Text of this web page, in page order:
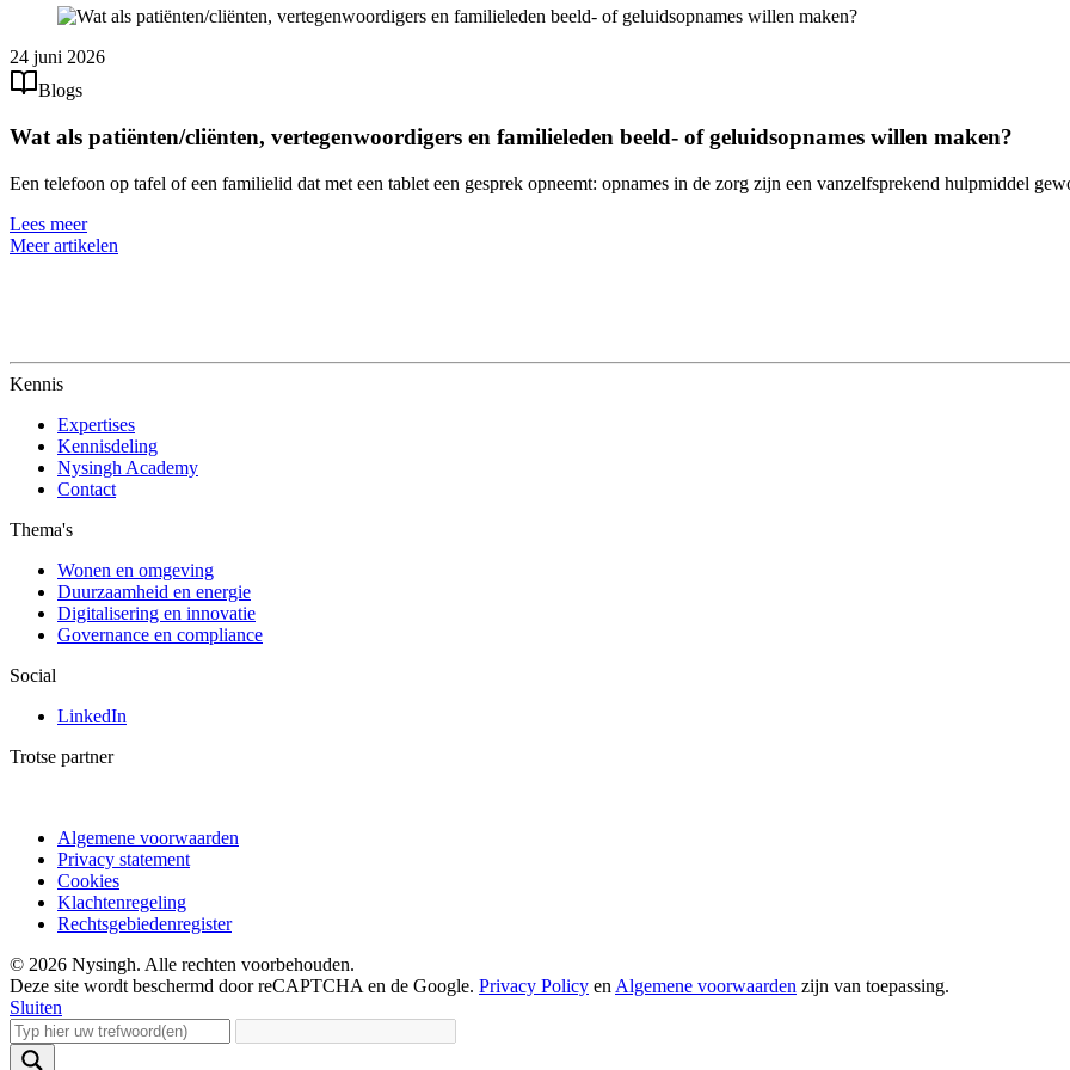
24 juni 2026
Blogs
Wat als patiënten/cliënten, vertegenwoordigers en familieleden beeld- of geluidsopnames willen maken?
Een telefoon op tafel of een familielid dat met een tablet een gesprek opneemt: opnames in de zorg zijn een vanzelfsprekend hulpmiddel
Lees meer
Meer artikelen
Kennis
Expertises
Kennisdeling
Nysingh Academy
Contact
Thema's
Wonen en omgeving
Duurzaamheid en energie
Digitalisering en innovatie
Governance en compliance
Social
LinkedIn
Trotse partner
Algemene voorwaarden
Privacy statement
Cookies
Klachtenregeling
Rechtsgebiedenregister
© 2026 Nysingh. Alle rechten voorbehouden.
Deze site wordt beschermd door reCAPTCHA en de Google. Privacy Policy en Algemene voorwaarden zijn van toepassing.
Sluiten